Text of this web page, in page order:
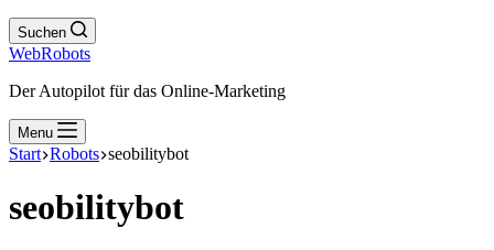
Suchen
WebRobots
Der Autopilot für das Online-Marketing
Menu
Start Robots seobilitybot
seobilitybot